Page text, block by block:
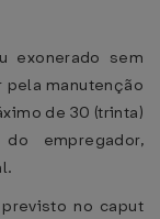
exonerado sem
pela manutenção
de 30 (trinta)
empregador,
no caput